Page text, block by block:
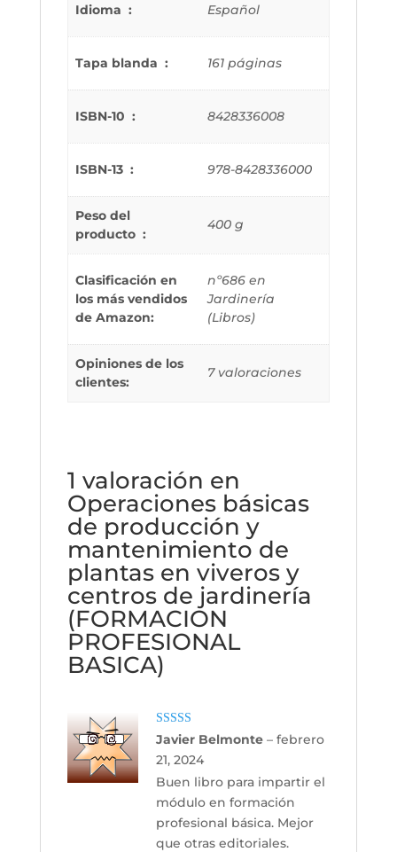
Idioma ‏ : ‎ Español
Tapa blanda ‏ : ‎ 161 páginas
ISBN-10 ‏ : ‎ 8428336008
ISBN-13 ‏ : ‎ 978-8428336000
Peso del
producto ‏ : ‎
400 g
Clasificación en
los más vendidos
de Amazon:
nº686 en
Jardinería
(Libros)
Opiniones de los
clientes:
7 valoraciones
1 valoración en
Operaciones básicas
de producción y
mantenimiento de
plantas en viveros y
centros de jardinería
(FORMACION
PROFESIONAL
BASICA)
Valorado con
Javier Belmonte – febrero
21, 2024
Buen libro para impartir el
módulo en formación
profesional básica. Mejor
que otras editoriales.